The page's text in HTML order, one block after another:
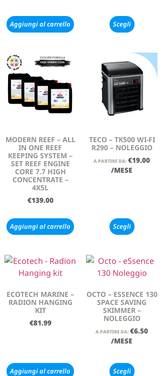
Aggiungi al carrello Scegli
MODERN REEF – ALL
IN ONE REEF
KEEPING SYSTEM –
SET REEF ENGINE
CORE 7.7 HIGH
CONCENTRATE –
4X5L
€139.00
Aggiungi al carrello
TECO – TK500 WI-FI
R290 – NOLEGGIO
A PARTIRE DA: €19.00
/MESE
Scegli
ECOTECH MARINE –
RADION HANGING
KIT
€81.99
Aggiungi al carrello
OCTO – ESSENCE 130
SPACE SAVING
SKIMMER –
NOLEGGIO
A PARTIRE DA: €6.50
/MESE
Scegli